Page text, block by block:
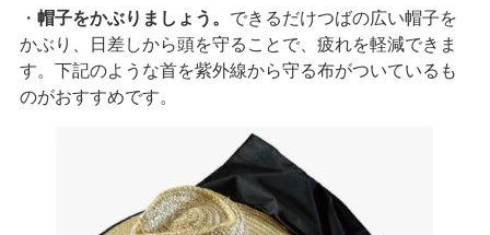
【営業エリア】
神奈川県・東京都（千代田区 / 中央区 / 港区 / 新宿区 / 文京
区 / 台東区 / 墨田区 / 江東区 / 品川区 / 目黒区 / 大田区 / 世田
谷区 / 渋谷区 / 中野区 / 杉並区 / 豊島区 / 北区 / 荒川区 / 板橋
区 / 練馬区 / 足立区 / 葛飾区 / 江戸川区 / 八王子市 / 立川市 /
武蔵野市 / 三鷹市 / 府中市 / 調布市 / 町田市 / 小金井市 / 小平
市 / 日野市 / 国分寺市 / 国立市 / 福生市 / 狛江市 / 多摩市 / 稲
城市 / 西東京市）
・ 帽子をかぶりましょう。 できるだけつばの広い帽子を
かぶり、日差しから頭を守ることで、疲れを軽減できま
す。下記のような首を紫外線から守る布がついているも
のがおすすめです。